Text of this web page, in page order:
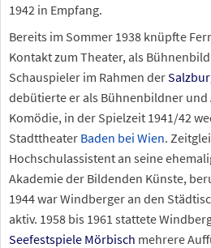
1942 in Empfang.
Bereits im Sommer 1938 knüpfte
Kontakt zum Theater, als
Schauspieler im Rahmen der
debütierte er als Bühnenbildner und
Komödie, in der Spielzeit 1941/42
Stadttheater Baden bei Wien.
Hochschulassistent an seine
Akademie der Bildenden Künste,
1944 war Windberger an den
aktiv. 1958 bis 1961 stattete
Seefestspiele Mörbisch mehrere